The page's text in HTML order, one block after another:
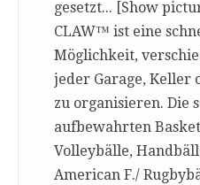
gesetzt... [Show
CLAW™ ist eine
Möglichkeit,
jeder Garage, Keller
zu organisieren. Die
aufbewahrten
Volleybälle,
American F./